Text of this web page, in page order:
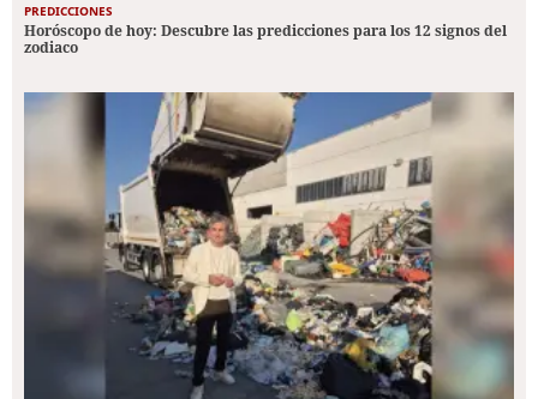
PREDICCIONES
Horóscopo de hoy: Descubre las predicciones para los 12 signos del
zodiaco